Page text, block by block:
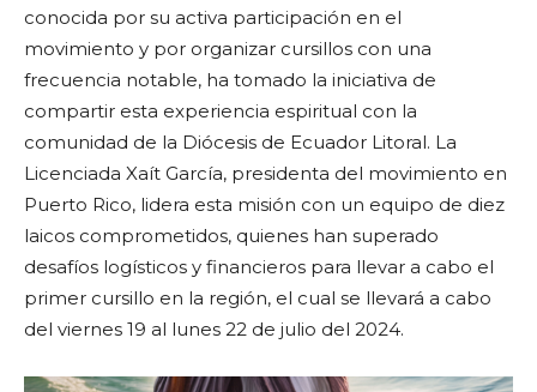
conocida por su activa participación en el
movimiento y por organizar cursillos con una
frecuencia notable, ha tomado la iniciativa de
compartir esta experiencia espiritual con la
comunidad de la Diócesis de Ecuador Litoral. La
Licenciada Xaít García, presidenta del movimiento en
Puerto Rico, lidera esta misión con un equipo de diez
laicos comprometidos, quienes han superado
desafíos logísticos y financieros para llevar a cabo el
primer cursillo en la región, el cual se llevará a cabo
del viernes 19 al lunes 22 de julio del 2024.